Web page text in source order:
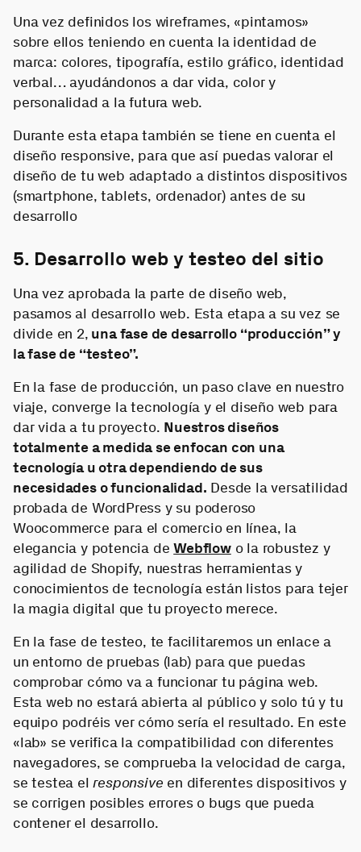
Una vez definidos los wireframes, «pintamos»
sobre ellos teniendo en cuenta la identidad de
marca: colores, tipografía, estilo gráfico, identidad
verbal… ayudándonos a dar vida, color y
personalidad a la futura web.
Durante esta etapa también se tiene en cuenta el
diseño responsive, para que así puedas valorar el
diseño de tu web adaptado a distintos dispositivos
(smartphone, tablets, ordenador) antes de su
desarrollo
5. Desarrollo web y testeo del sitio
Una vez aprobada la parte de diseño web,
pasamos al desarrollo web. Esta etapa a su vez se
divide en 2, una fase de desarrollo “producción” y
la fase de “testeo”.
En la fase de producción, un paso clave en nuestro
viaje, converge la tecnología y el diseño web para
dar vida a tu proyecto. Nuestros diseños
totalmente a medida se enfocan con una
tecnología u otra dependiendo de sus
necesidades o funcionalidad. Desde la versatilidad
probada de WordPress y su poderoso
Woocommerce para el comercio en línea, la
elegancia y potencia deWebflowo la robustez y
agilidad de Shopify, nuestras herramientas y
conocimientos de tecnología están listos para tejer
la magia digital que tu proyecto merece.
En la fase de testeo, te facilitaremos un enlace a
un entorno de pruebas (lab) para que puedas
comprobar cómo va a funcionar tu página web.
Esta web no estará abierta al público y solo tú y tu
equipo podréis ver cómo sería el resultado. En este
«lab» se verifica la compatibilidad con diferentes
navegadores, se comprueba la velocidad de carga,
se testea elresponsive en diferentes dispositivos y
se corrigen posibles errores o bugs que pueda
contener el desarrollo.